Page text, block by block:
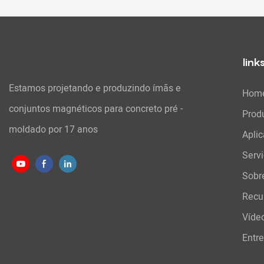
construção
Estamos projetando e produzindo ímãs e
conjuntos magnéticos para concreto pré -
moldado por 17 anos